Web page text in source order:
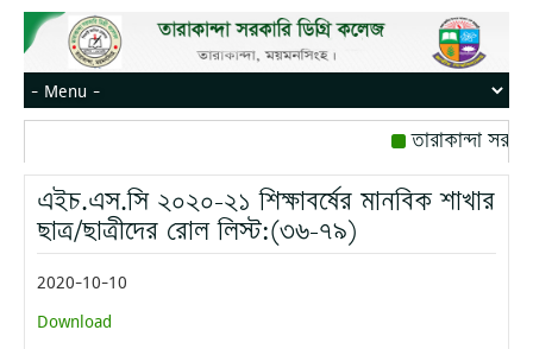
তারাকান্দা
রোজ বৃহস্পতিবার।
মোবাইল নম্বর:
এইচ.এস.সি ২০২০-২১ শিক্ষাবর্ষের মানবিক শাখার
ছাত্র/ছাত্রীদের রোল লিস্ট:(৩৬-৭৯)
2020-10-10
Download